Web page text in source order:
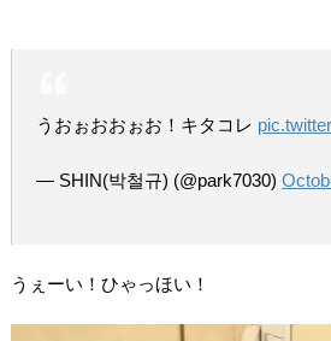
うおぉおおぉお！キタコレ
— SHIN(박철규) (@park7030)
うぇーい！ひゃっほい！